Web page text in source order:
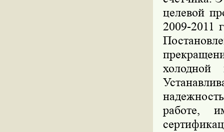
целевой
2009-2011
работе,